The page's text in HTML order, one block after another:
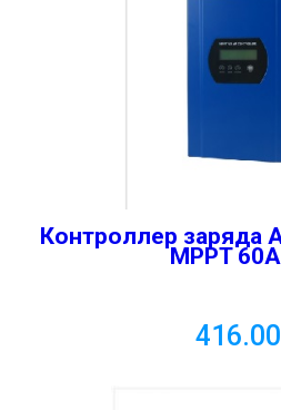
Контроллер заряда
MPPT
416.00